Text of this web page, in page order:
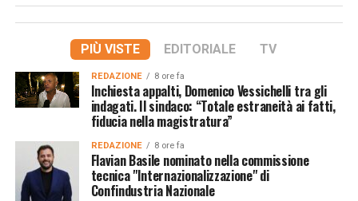
PIÙ VISTE EDITORIALE TV
REDAZIONE 8 ore fa
Inchiesta appalti, Domenico Vessichelli tra gli
indagati. Il sindaco: “Totale estraneità ai fatti,
fiducia nella magistratura”
REDAZIONE 8 ore fa
Flavian Basile nominato nella commissione
tecnica "Internazionalizzazione" di
Confindustria Nazionale